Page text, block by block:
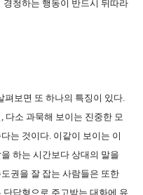
청하는 행동이 반드시 뒤따라
펴보면 또 하나의 특징이 있다.
다소 과묵해 보이는 진중한 모
는 것이다. 이같이 보이는 이
하는 시간보다 상대의 말을
권을 잘 잡는 사람들은 또한
답형으로 주고받는 대화에 유